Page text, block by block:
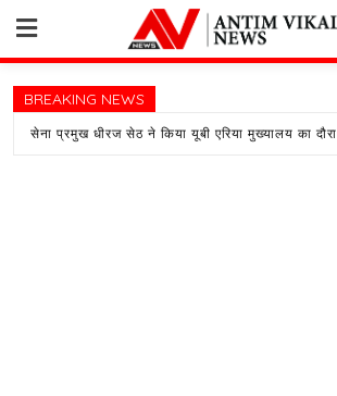
content
BREAKING NEWS
सेना प्रमुख धीरज सेठ ने किया यूबी एरिया मुख्यालय का दौरा